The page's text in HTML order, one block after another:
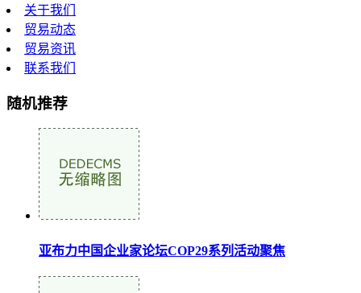
关于我们
贸易动态
贸易资讯
联系我们
随机推荐
亚布力中国企业家论坛COP29系列活动聚焦